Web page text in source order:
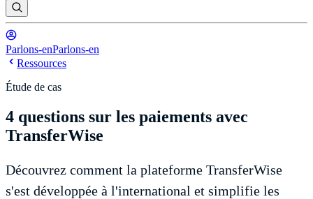
Parlons-enParlons-en
Ressources
Étude de cas
4 questions sur les paiements avec
TransferWise
Découvrez comment la plateforme TransferWise
s'est développée à l'international et simplifie les